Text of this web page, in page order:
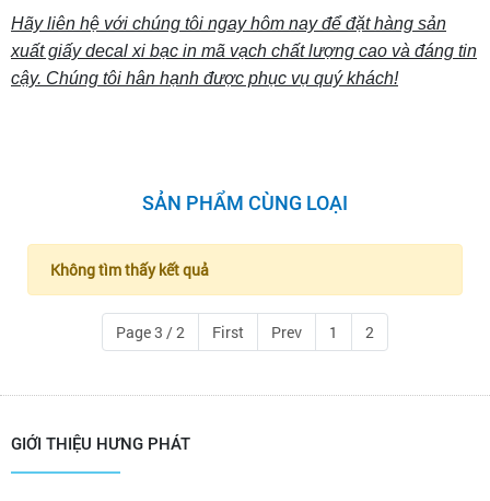
Hãy liên hệ với chúng tôi ngay hôm nay để đặt hàng sản
xuất giấy decal xi bạc in mã vạch chất lượng cao và đáng tin
cậy. Chúng tôi hân hạnh được phục vụ quý khách!
SẢN PHẨM CÙNG LOẠI
Không tìm thấy kết quả
Page 3 / 2 First Prev 1 2
GIỚI THIỆU HƯNG PHÁT